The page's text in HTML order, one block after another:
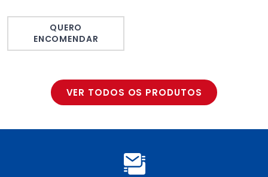
QUERO
ENCOMENDAR
VER TODOS OS PRODUTOS